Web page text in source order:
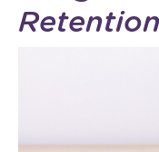
Retention